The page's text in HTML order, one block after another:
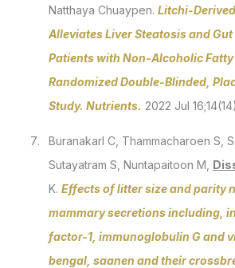
Natthaya Chuaypen. Litchi-
Alleviates Liver Steatosis and
Patients with Non-Alcoholic Fatty
Randomized Double-Blinded,
Study. Nutrients. 2022 Jul
Buranakarl C, Thammacharoen S,
Sutayatram S, Nuntapaitoon M,
K. Effects of litter size and parity
mammary secretions including,
factor-1, immunoglobulin G and
bengal, saanen and their